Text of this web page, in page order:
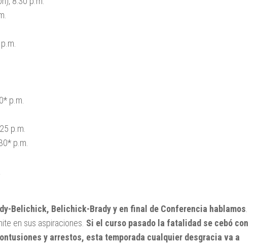
p.m.
p.m.
p.m.
Belichick, Belichick-Brady y en final de Conferencia hablamos
en sus aspiraciones. Si el curso pasado la fatalidad se cebó con
y arrestos, esta temporada cualquier desgracia va a